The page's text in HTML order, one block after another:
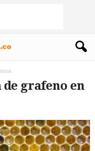
grafeno en